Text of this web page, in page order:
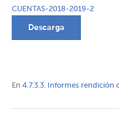
CUENTAS-2018-2019-2
Descarga
En 4.7.3.3. Informes rendición